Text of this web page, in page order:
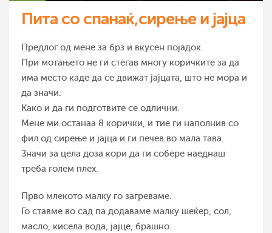
Пита со спанаќ,сирење и јајца
Предлог од мене за брз и вкусен појадок.
При мотањето не ги стегав многу коричките за да
има место каде да се движат јајцата, што не мора и
да значи.
Како и да ги подготвите се одлични.
Мене ми останаа 8 корички, и тие ги наполнив со
фил од сирење и јајца и ги печев во мала тава.
Значи за цела доза кори да ги собере наеднаш
треба голем плех.
Прво млекото малку го загреваме.
Го ставме во сад па додаваме малку шеќер, сол,
масло, кисела вода, јајце, брашно.